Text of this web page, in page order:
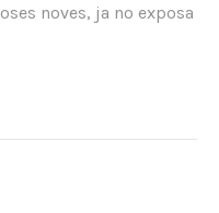
noves, ja no exposa